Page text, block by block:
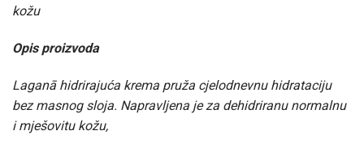
kožu
Opis proizvoda
Laganā hidrirajuća krema pruža cjelodnevnu hidrataciju
bez masnog sloja. Napravljena je za dehidriranu normalnu
i mješovitu kožu,